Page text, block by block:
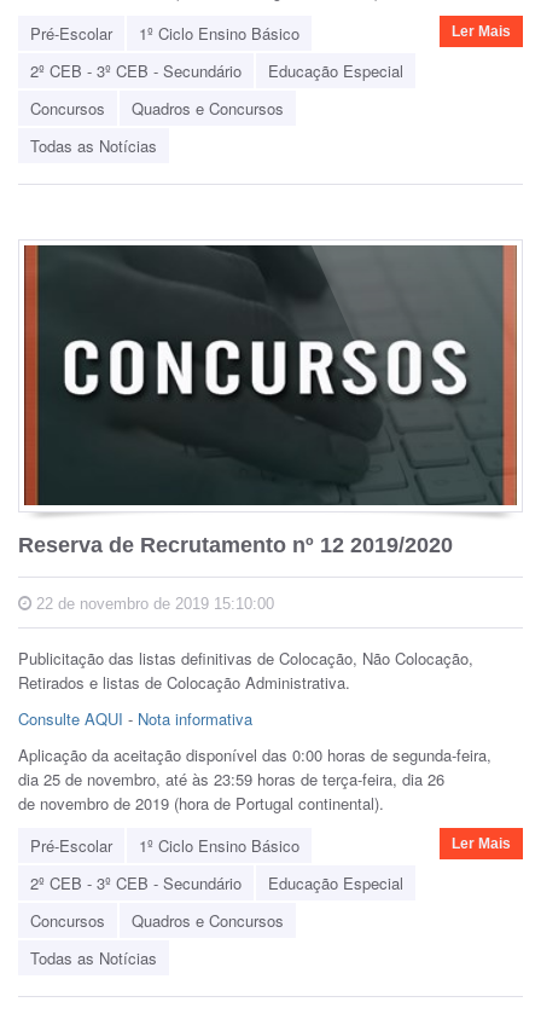
Pré-Escolar
1º Ciclo Ensino Básico
2º CEB - 3º CEB - Secundário
Educação Especial
Concursos
Quadros e Concursos
Todas as Notícias
Ler Mais
Reserva de Recrutamento nº 12 2019/2020
22 de novembro de 2019 15:10:00
Publicitação das listas definitivas de Colocação, Não Colocação,
Retirados e listas de Colocação Administrativa.
Consulte AQUI - Nota informativa
Aplicação da aceitação disponível das 0:00 horas de segunda-feira,
dia 25 de novembro, até às 23:59 horas de terça-feira, dia 26
de novembro de 2019 (hora de Portugal continental).
Pré-Escolar
1º Ciclo Ensino Básico
2º CEB - 3º CEB - Secundário
Educação Especial
Concursos
Quadros e Concursos
Todas as Notícias
Ler Mais